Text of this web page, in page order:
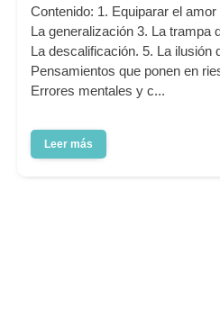
Contenido: 1. Equiparar el
La generalización 3. La trampa
La descalificación. 5. La ilusión
Pensamientos que ponen en
Errores mentales y c...
Leer más